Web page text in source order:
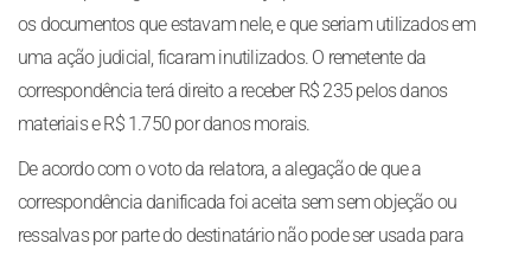
os documentos que estavam nele, e que seriam utilizados em
uma ação judicial, ficaram inutilizados. O remetente da
correspondência terá direito a receber R$ 235 pelos danos
materiais e R$ 1.750 por danos morais.
De acordo com o voto da relatora, a alegação de que a
correspondência danificada foi aceita sem sem objeção ou
ressalvas por parte do destinatário não pode ser usada para